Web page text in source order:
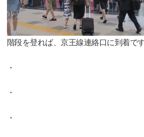
階段を登れば、京王線連絡口に到着で
・
・
・